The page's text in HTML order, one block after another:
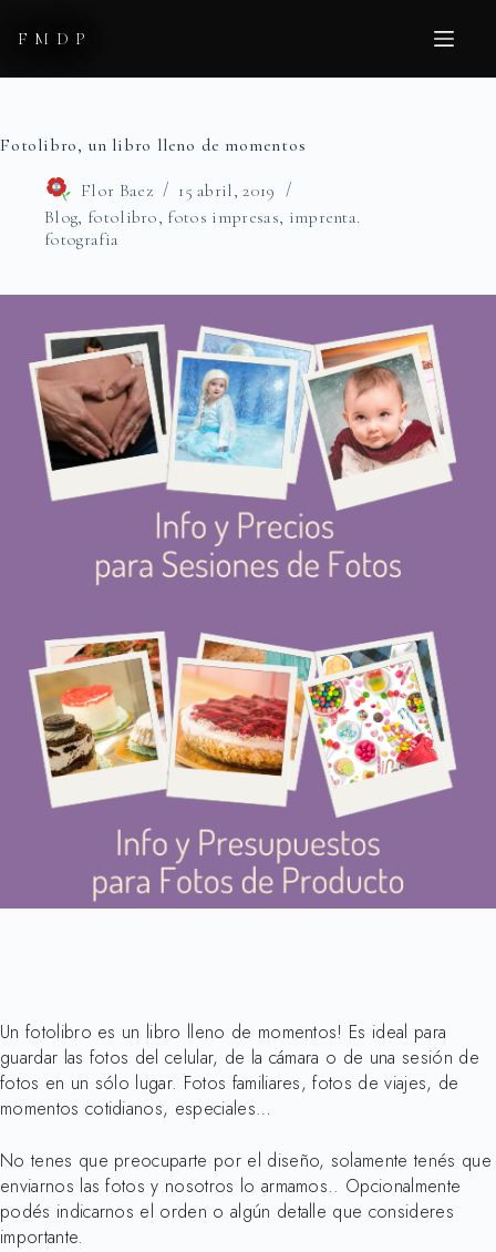
FMDP
Fotolibro, un libro lleno de momentos
Flor Baez
15 abril, 2019
Blog, fotolibro, fotos impresas, imprenta.
fotografia
Un fotolibro es un libro lleno de momentos! Es ideal para
guardar las fotos del celular, de la cámara o de una sesión de
fotos en un sólo lugar. Fotos familiares, fotos de viajes, de
momentos cotidianos, especiales…
No tenes que preocuparte por el diseño, solamente tenés que
enviarnos las fotos y nosotros lo armamos.. Opcionalmente
podés indicarnos el orden o algún detalle que consideres
importante.